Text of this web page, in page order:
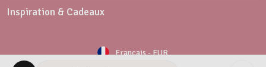
Inspiration & Cadeaux
Français-EUR